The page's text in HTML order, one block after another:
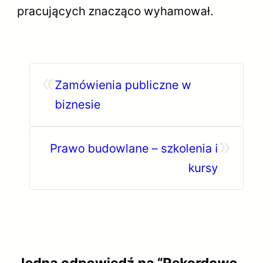
pracujących znacząco wyhamował.
Zamówienia publiczne w
biznesie
Prawo budowlane – szkolenia i
kursy